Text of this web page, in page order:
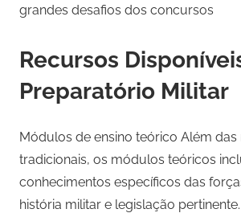
grandes desafios dos concursos
Recursos
Preparatório Militar
Módulos de ensino teórico Além das
tradicionais, os módulos teóricos
conhecimentos específicos das
história militar e legislação pertinente.